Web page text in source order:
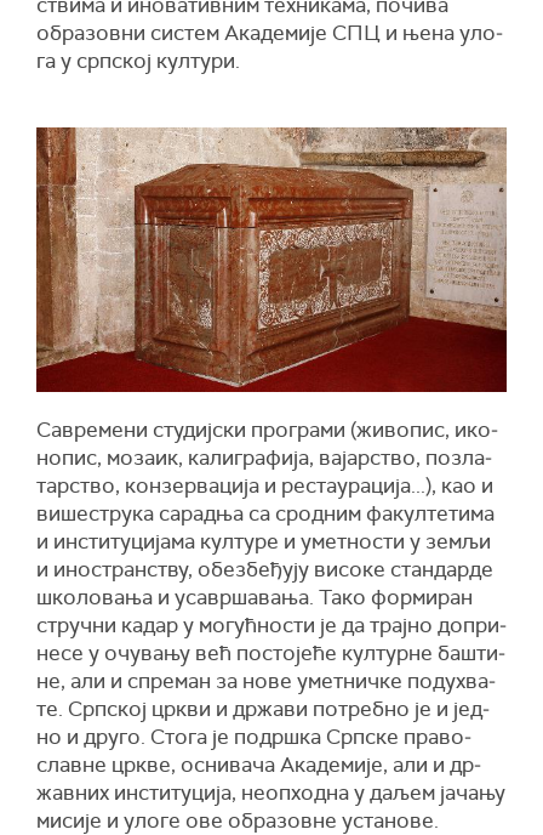
обра­зов­ни си­стем Ака­де­ми­је СПЦ и ње­на уло­
га у срп­ској кул­ту­ри.
Са­вре­ме­ни сту­диј­ски про­гра­ми (жи­во­пис, ико­
но­пис, мо­за­ик, ка­ли­гра­фи­ја, вајарство, по­зла­
тар­ство, кон­зер­ва­ци­ја и ре­ста­у­ра­ци­ја...), као и
ви­ше­стру­ка са­рад­ња са срод­ним фа­кул­те­ти­ма
и ин­сти­ту­ци­ја­ма кул­ту­ре и умет­но­сти у зе­мљи
и ино­стран­ству, обез­бе­ђу­ју ви­со­ке стан­дар­де
шко­ло­ва­ња и уса­вр­ша­ва­ња. Та­ко фор­ми­ран
струч­ни ка­дар у мо­гућ­но­сти је да трај­но до­при­
не­се у очу­ва­њу већ по­сто­је­ће кул­тур­не ба­шти­
не, али и спре­ман за но­ве умет­нич­ке по­ду­хва­
те. Срп­ској цр­кви и др­жа­ви по­треб­но је и јед­
но и дру­го. Сто­га је по­др­шка Срп­ске пра­во­
слав­не цр­кве, осни­ва­ча Ака­де­ми­је, али и др­
жав­них ин­сти­ту­ци­ја, нео­п­ход­на у да­љем ја­ча­њу
ми­си­је и уло­ге ове обра­зов­не уста­но­ве.